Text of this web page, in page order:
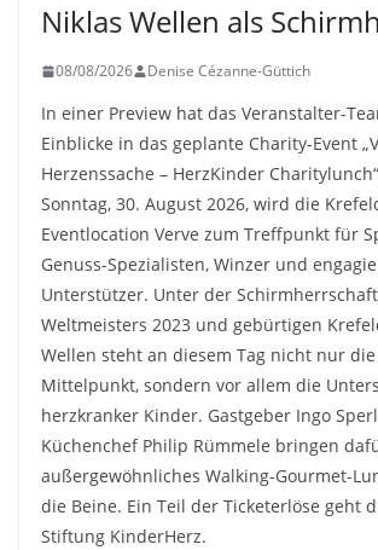
Niklas Wellen als
08/08/2026 Denise Cézanne-Güttich
In einer Preview hat das Veranstalter-
Einblicke in das geplante Charity-Event
Herzenssache – HerzKinder
Sonntag, 30. August 2026, wird die
Eventlocation Verve zum Treffpunkt für
Genuss-Spezialisten, Winzer und
Unterstützer. Unter der Schirmherrschaft
Weltmeisters 2023 und gebürtigen
Wellen steht an diesem Tag nicht nur
Mittelpunkt, sondern vor allem die
herzkranker Kinder. Gastgeber Ingo
Küchenchef Philip Rümmele bringen
außergewöhnliches Walking-Gourmet-
die Beine. Ein Teil der Ticketerlöse geht
Stiftung KinderHerz.